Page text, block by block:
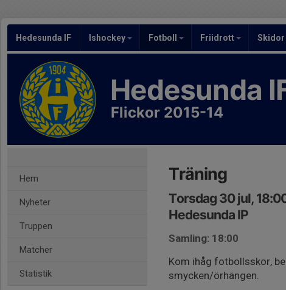
Hedesunda IF Ishockey Fotboll Friidrott Skidor
Hedesunda
Flickor 2015-14
Hem
Nyheter
Truppen
Matcher
Statistik
Träning
Torsdag 30 jul,
Hedesunda IP
Samling: 18:00
Kom ihåg fotbollsskor,
smycken/örhängen.